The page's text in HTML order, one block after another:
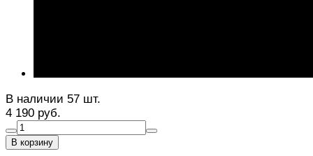
В наличии 57 шт.
4 190 руб.
В корзину